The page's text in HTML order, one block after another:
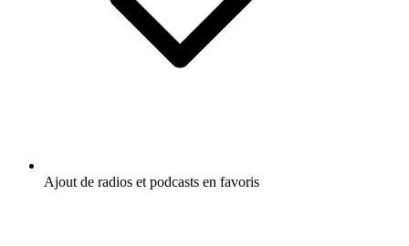
Ajout de radios et podcasts en favoris